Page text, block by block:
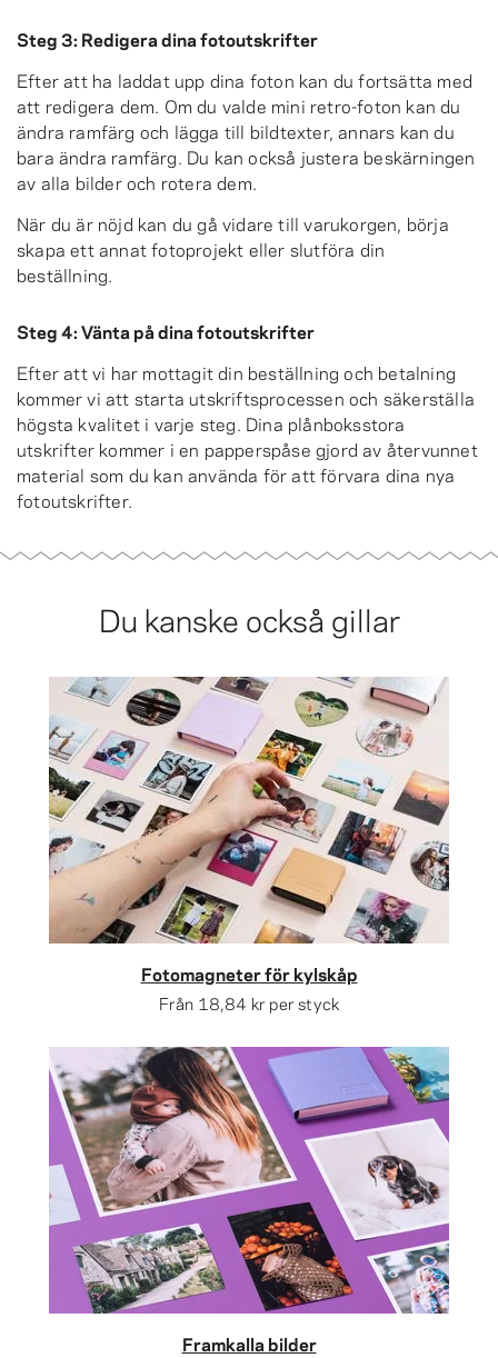
Steg 3: Redigera dina fotoutskrifter
Efter att ha laddat upp dina foton kan du fortsätta med
att redigera dem. Om du valde mini retro-foton kan du
ändra ramfärg och lägga till bildtexter, annars kan du
bara ändra ramfärg. Du kan också justera beskärningen
av alla bilder och rotera dem.
När du är nöjd kan du gå vidare till varukorgen, börja
skapa ett annat fotoprojekt eller slutföra din
beställning.
Steg 4: Vänta på dina fotoutskrifter
Efter att vi har mottagit din beställning och betalning
kommer vi att starta utskriftsprocessen och säkerställa
högsta kvalitet i varje steg. Dina plånboksstora
utskrifter kommer i en papperspåse gjord av återvunnet
material som du kan använda för att förvara dina nya
fotoutskrifter.
Du kanske också gillar
Fotomagneter för kylskåp
Från 18,84 kr per styck
Framkalla bilder